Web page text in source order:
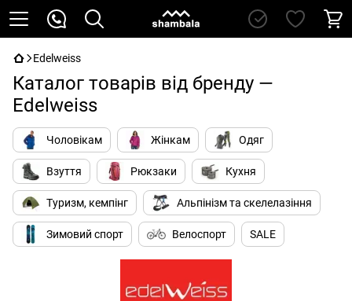
Edelweiss
Каталог товарів від бренду —
Edelweiss
Чоловікам Жінкам Одяг
Взуття Рюкзаки Кухня
Туризм, кемпінг Альпінізм та скелелазіння
Зимовий спорт Велоспорт SALE